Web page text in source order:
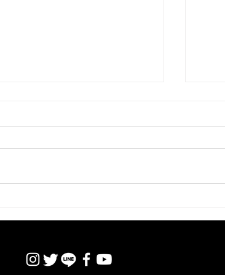
づくりを支えるCRM戦略と設
織で再現するには ―
て、
いま